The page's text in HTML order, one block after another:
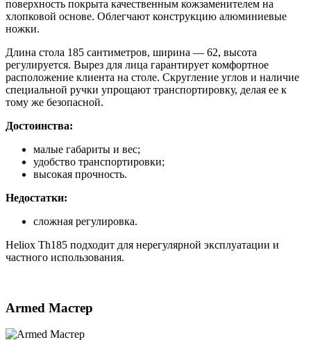
поверхность покрыта качественным кожзаменителем на
хлопковой основе. Облегчают конструкцию алюминиевые
ножки.
Длина стола 185 сантиметров, ширина — 62, высота
регулируется. Вырез для лица гарантирует комфортное
расположение клиента на столе. Скругление углов и наличие
специальной ручки упрощают транспортировку, делая ее к
тому же безопасной.
Достоинства:
малые габариты и вес;
удобство транспортировки;
высокая прочность.
Недостатки:
сложная регулировка.
Heliox Th185 подходит для нерегулярной эксплуатации и
частного использования.
Armed Мастер